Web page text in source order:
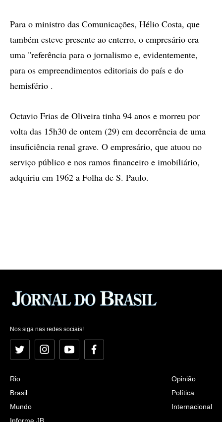
Para o ministro das Comunicações, Hélio Costa, que
também esteve presente ao enterro, o empresário era
uma "referência para o jornalismo e, evidentemente,
para os empreendimentos editoriais do país e do
hemisfério .
Octavio Frias de Oliveira tinha 94 anos e morreu por
volta das 15h30 de ontem (29) em decorrência de uma
insuficiência renal grave. O empresário, que atuou no
serviço público e nos ramos financeiro e imobiliário,
adquiriu em 1962 a Folha de S. Paulo.
Nos siga nas redes sociais!
Twitter InstagramYouTubeFacebook
Rio
Brasil
Mundo
Informe JB
Opinião
Política
Internacional